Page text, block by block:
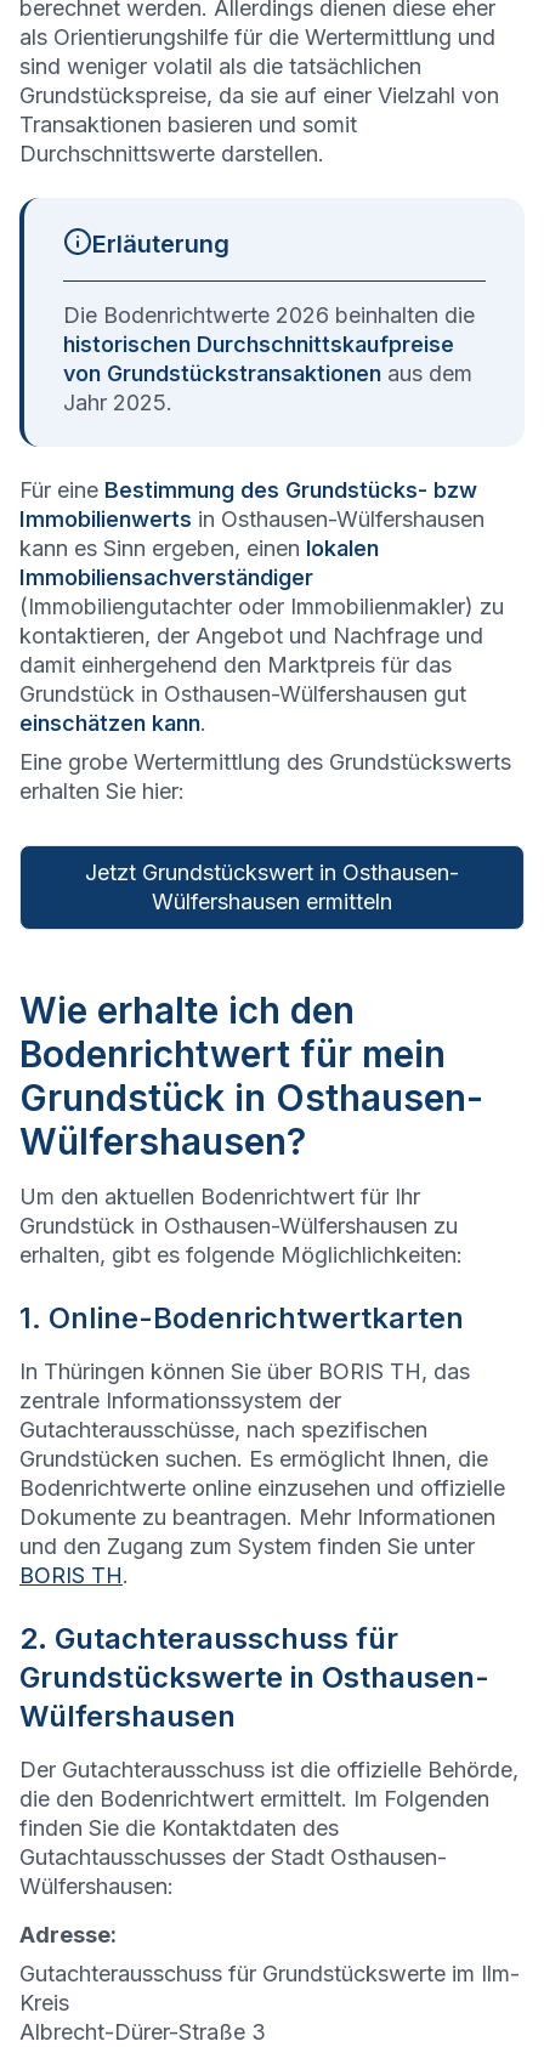
berechnet werden. Allerdings dienen diese eher
als Orientierungshilfe für die Wertermittlung und
sind weniger volatil als die tatsächlichen
Grundstückspreise, da sie auf einer Vielzahl von
Transaktionen basieren und somit
Durchschnittswerte darstellen.
Erläuterung
Die Bodenrichtwerte 2026 beinhalten die
historischen Durchschnittskaufpreise
von Grundstückstransaktionen aus dem
Jahr 2025.
Für eine Bestimmung des Grundstücks- bzw
Immobilienwerts in Osthausen-Wülfershausen
kann es Sinn ergeben, einen lokalen
Immobiliensachverständiger
(Immobiliengutachter oder Immobilienmakler) zu
kontaktieren, der Angebot und Nachfrage und
damit einhergehend den Marktpreis für das
Grundstück in Osthausen-Wülfershausen gut
einschätzen kann.
Eine grobe Wertermittlung des Grundstückswerts
erhalten Sie hier:
Jetzt Grundstückswert in Osthausen-
Wülfershausen ermitteln
Wie erhalte ich den
Bodenrichtwert für mein
Grundstück in Osthausen-
Wülfershausen?
Um den aktuellen Bodenrichtwert für Ihr
Grundstück in Osthausen-Wülfershausen zu
erhalten, gibt es folgende Möglichlichkeiten:
1. Online-Bodenrichtwertkarten
In Thüringen können Sie über BORIS TH, das
zentrale Informationssystem der
Gutachterausschüsse, nach spezifischen
Grundstücken suchen. Es ermöglicht Ihnen, die
Bodenrichtwerte online einzusehen und offizielle
Dokumente zu beantragen. Mehr Informationen
und den Zugang zum System finden Sie unter
BORIS TH.
2. Gutachterausschuss für
Grundstückswerte in Osthausen-
Wülfershausen
Der Gutachterausschuss ist die offizielle Behörde,
die den Bodenrichtwert ermittelt. Im Folgenden
finden Sie die Kontaktdaten des
Gutachtausschusses der Stadt Osthausen-
Wülfershausen:
Adresse:
Gutachterausschuss für Grundstückswerte im Ilm-
Kreis
Albrecht-Dürer-Straße 3